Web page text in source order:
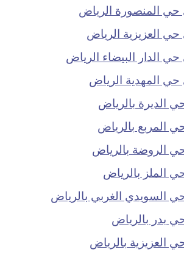
المنصورة الرياض
العزيزية الرياض
الدار البيضاء الرياض
المهدية الرياض
الديرة بالرياض
المربع بالرياض
الروضة بالرياض
الملز بالرياض
السويدي الغربي بالرياض
بدر بالرياض
العزيزية بالرياض